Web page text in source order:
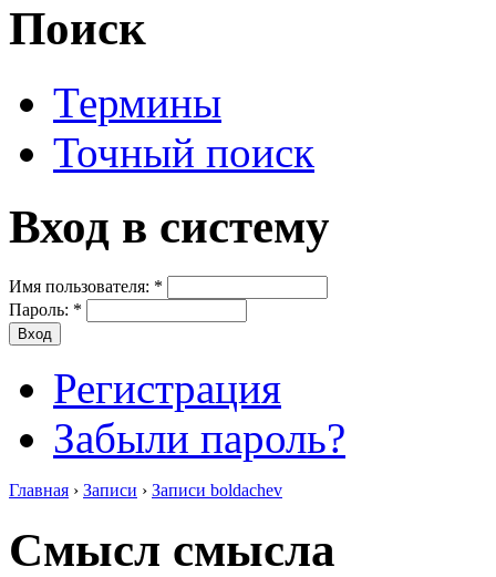
Поиск
Термины
Точный поиск
Вход в систему
Имя пользователя: *
Пароль: *
Регистрация
Забыли пароль?
Главная › Записи › Записи boldachev
Смысл смысла